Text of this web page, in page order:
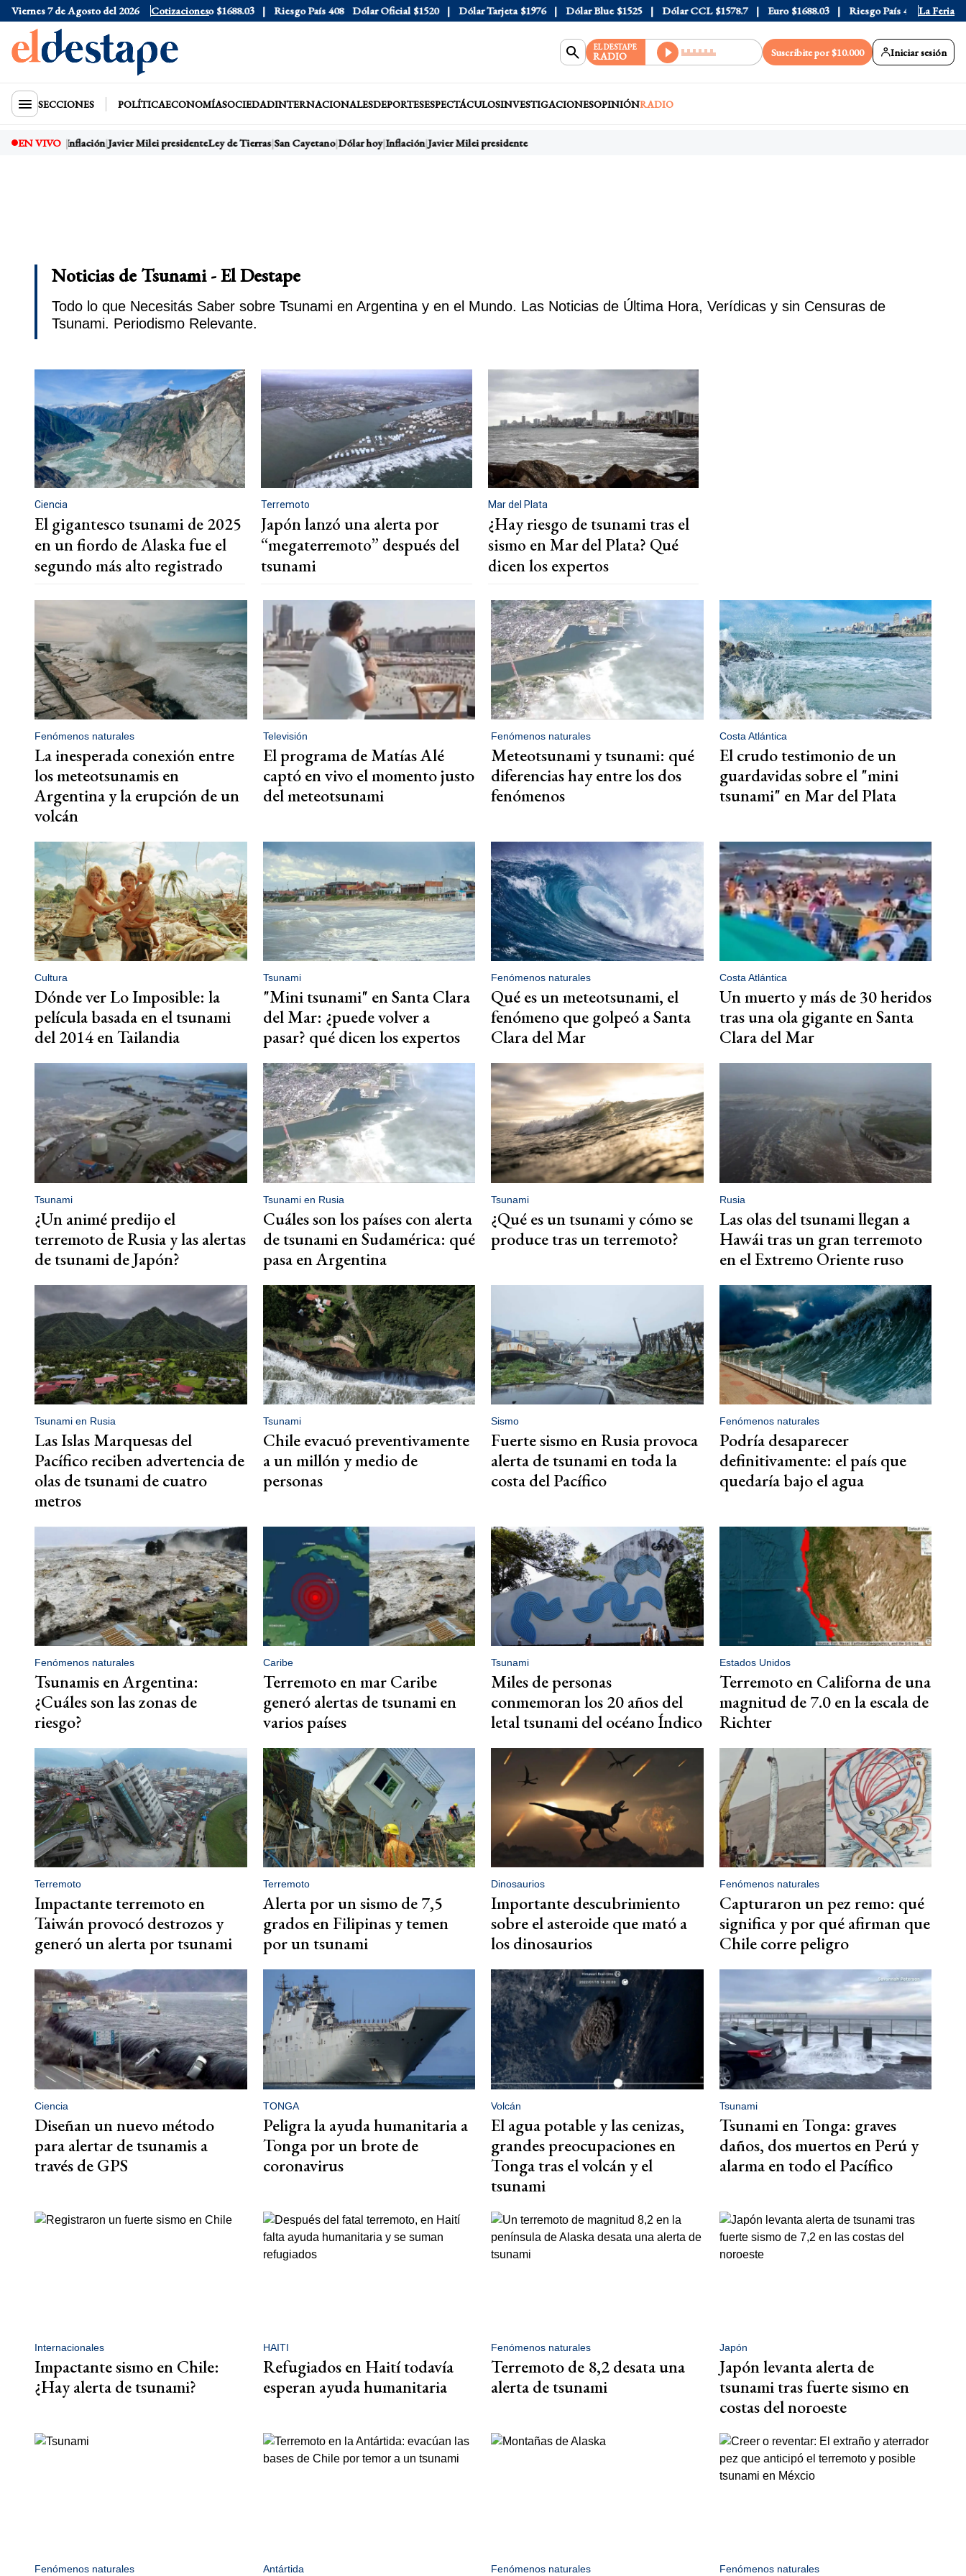
Viernes 7 de Agosto del 2026 Cotizaciones
$1525 Dólar CCL $1578.7 Euro $1688.03 Riesgo País 408 Dólar Oficial $1520 Dólar Tarjeta $1976 Dólar Blue $1525 Dólar CCL $1578.7 Euro $1688.03 Riesgo País 408 La Feria
EL DESTAPE
RADIO Suscribite por $10.000 Iniciar sesión
SECCIONES POLÍTICAECONOMÍASOCIEDADINTERNACIONALESDEPORTESESPECTÁCULOSINVESTIGACIONESOPINIÓNRADIO
EN VIVO
Dólar hoy Inflación Javier Milei presidenteLey de Tierras San Cayetano Dólar hoy Inflación Javier Milei presidente
Noticias de Tsunami - El Destape
Todo lo que Necesitás Saber sobre Tsunami en Argentina y en el Mundo. Las Noticias de Última Hora, Verídicas y sin Censuras de
Tsunami. Periodismo Relevante.
Ciencia
El gigantesco tsunami de 2025
en un fiordo de Alaska fue el
segundo más alto registrado
Terremoto
Japón lanzó una alerta por
“megaterremoto” después del
tsunami
Mar del Plata
¿Hay riesgo de tsunami tras el
sismo en Mar del Plata? Qué
dicen los expertos
Fenómenos naturales
La inesperada conexión entre
los meteotsunamis en
Argentina y la erupción de un
volcán
Televisión
El programa de Matías Alé
captó en vivo el momento justo
del meteotsunami
Fenómenos naturales
Meteotsunami y tsunami: qué
diferencias hay entre los dos
fenómenos
Costa Atlántica
El crudo testimonio de un
guardavidas sobre el "mini
tsunami" en Mar del Plata
Cultura
Dónde ver Lo Imposible: la
película basada en el tsunami
del 2014 en Tailandia
Tsunami
"Mini tsunami" en Santa Clara
del Mar: ¿puede volver a
pasar? qué dicen los expertos
Fenómenos naturales
Qué es un meteotsunami, el
fenómeno que golpeó a Santa
Clara del Mar
Costa Atlántica
Un muerto y más de 30 heridos
tras una ola gigante en Santa
Clara del Mar
Tsunami
¿Un animé predijo el
terremoto de Rusia y las alertas
de tsunami de Japón?
Tsunami en Rusia
Cuáles son los países con alerta
de tsunami en Sudamérica: qué
pasa en Argentina
Tsunami
¿Qué es un tsunami y cómo se
produce tras un terremoto?
Rusia
Las olas del tsunami llegan a
Hawái tras un gran terremoto
en el Extremo Oriente ruso
Tsunami en Rusia
Las Islas Marquesas del
Pacífico reciben advertencia de
olas de tsunami de cuatro
metros
Tsunami
Chile evacuó preventivamente
a un millón y medio de
personas
Sismo
Fuerte sismo en Rusia provoca
alerta de tsunami en toda la
costa del Pacífico
Fenómenos naturales
Podría desaparecer
definitivamente: el país que
quedaría bajo el agua
Fenómenos naturales
Tsunamis en Argentina:
¿Cuáles son las zonas de
riesgo?
Caribe
Terremoto en mar Caribe
generó alertas de tsunami en
varios países
Tsunami
Miles de personas
conmemoran los 20 años del
letal tsunami del océano Índico
Estados Unidos
Terremoto en Californa de una
magnitud de 7.0 en la escala de
Richter
Terremoto
Impactante terremoto en
Taiwán provocó destrozos y
generó un alerta por tsunami
Terremoto
Alerta por un sismo de 7,5
grados en Filipinas y temen
por un tsunami
Dinosaurios
Importante descubrimiento
sobre el asteroide que mató a
los dinosaurios
Fenómenos naturales
Capturaron un pez remo: qué
significa y por qué afirman que
Chile corre peligro
Ciencia
Diseñan un nuevo método
para alertar de tsunamis a
través de GPS
TONGA
Peligra la ayuda humanitaria a
Tonga por un brote de
coronavirus
Volcán
El agua potable y las cenizas,
grandes preocupaciones en
Tonga tras el volcán y el
tsunami
Tsunami
Tsunami en Tonga: graves
daños, dos muertos en Perú y
alarma en todo el Pacífico
Internacionales
Impactante sismo en Chile:
¿Hay alerta de tsunami?
HAITI
Refugiados en Haití todavía
esperan ayuda humanitaria
Fenómenos naturales
Terremoto de 8,2 desata una
alerta de tsunami
Japón
Japón levanta alerta de
tsunami tras fuerte sismo en
costas del noroeste
Fenómenos naturales Antártida Fenómenos naturales Fenómenos naturales